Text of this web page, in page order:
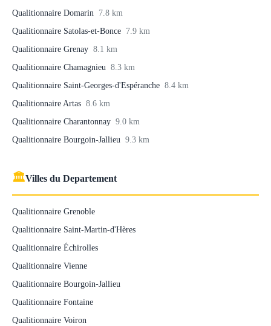
Qualitionnaire Domarin 7.8 km
Qualitionnaire Satolas-et-Bonce 7.9 km
Qualitionnaire Grenay 8.1 km
Qualitionnaire Chamagnieu 8.3 km
Qualitionnaire Saint-Georges-d'Espéranche 8.4 km
Qualitionnaire Artas 8.6 km
Qualitionnaire Charantonnay 9.0 km
Qualitionnaire Bourgoin-Jallieu 9.3 km
🏛Villes du Departement
Qualitionnaire Grenoble
Qualitionnaire Saint-Martin-d'Hères
Qualitionnaire Échirolles
Qualitionnaire Vienne
Qualitionnaire Bourgoin-Jallieu
Qualitionnaire Fontaine
Qualitionnaire Voiron